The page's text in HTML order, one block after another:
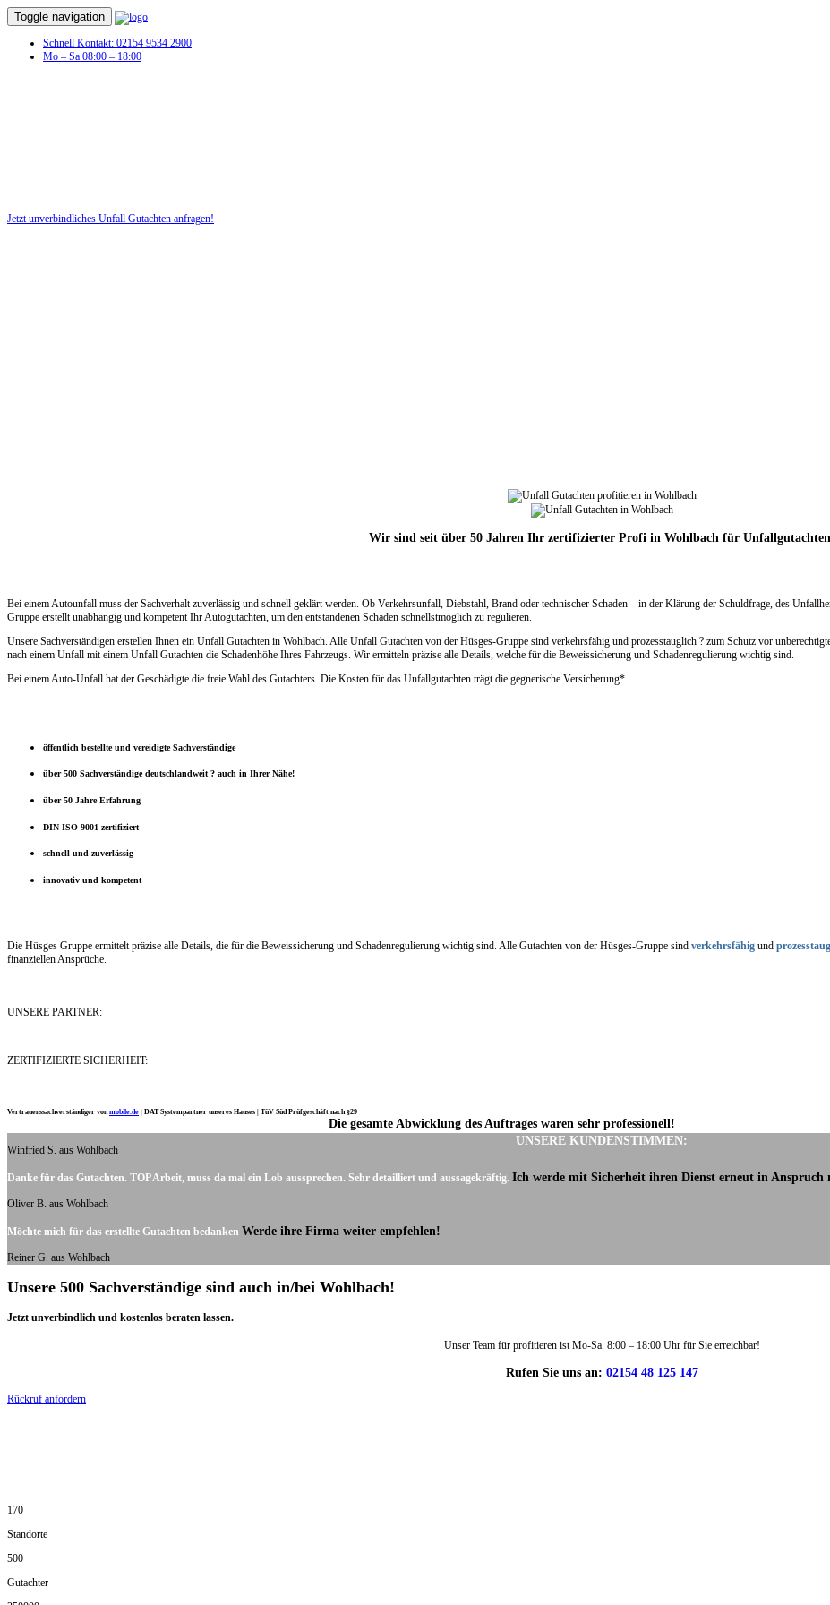
Toggle navigation
Schnell Kontakt: 02154 9534 2900
Mo – Sa 08:00 – 18:00
Jetzt unverbindliches Unfall Gutachten anfragen!
Wir sind seit über 50 Jahren Ihr zertifizierter Profi in Wohlbach für
Bei einem Autounfall muss der Sachverhalt zuverlässig und schnell geklärt werden. Ob Verkehrsunfall, Diebstahl, Brand oder technischer Schaden – in der Klärung der Schuldfrage, des
Gruppe erstellt unabhängig und kompetent Ihr Autogutachten, um den entstandenen Schaden schnellstmöglich zu regulieren.
Unsere Sachverständigen erstellen Ihnen ein Unfall Gutachten in Wohlbach. Alle Unfall Gutachten von der Hüsges-Gruppe sind verkehrsfähig und prozesstauglich ? zum Schutz vor
nach einem Unfall mit einem Unfall Gutachten die Schadenhöhe Ihres Fahrzeugs. Wir ermitteln präzise alle Details, welche für die Beweissicherung und Schadenregulierung wichtig sind.
Bei einem Auto-Unfall hat der Geschädigte die freie Wahl des Gutachters. Die Kosten für das Unfallgutachten trägt die gegnerische Versicherung*.
öffentlich bestellte und vereidigte Sachverständige
über 500 Sachverständige deutschlandweit ? auch in Ihrer Nähe!
über 50 Jahre Erfahrung
DIN ISO 9001 zertifiziert
schnell und zuverlässig
innovativ und kompetent
Die Hüsges Gruppe ermittelt präzise alle Details, die für die Beweissicherung und Schadenregulierung wichtig sind. Alle Gutachten von der Hüsges-Gruppe sind verkehrsfähig und
finanziellen Ansprüche.
UNSERE PARTNER:
ZERTIFIZIERTE SICHERHEIT:
Vertrauenssachverständiger vonmobile.de DAT Systempartner unseres Hauses | TüV Süd Prüfgeschäft nach §29
UNSERE KUNDENSTIMMEN:
Die gesamte Abwicklung des Auftrages waren sehr professionell!
Winfried S. aus Wohlbach
Danke für das Gutachten. TOP Arbeit, muss da mal ein Lob aussprechen. Sehr detailliert und aussagekräftig. Ich werde mit Sicherheit ihren Dienst erneut in Anspruch
Oliver B. aus Wohlbach
Möchte mich für das erstellte Gutachten bedanken Werde ihre Firma weiter empfehlen!
Reiner G. aus Wohlbach
Unsere 500 Sachverständige sind auch in/bei Wohlbach!
Jetzt unverbindlich und kostenlos beraten lassen.
Unser Team für profitieren ist Mo-Sa. 8:00 – 18:00 Uhr für Sie erreichbar!
Rufen Sie uns an: 02154 48 125 147
Rückruf anfordern
170
Standorte
500
Gutachter